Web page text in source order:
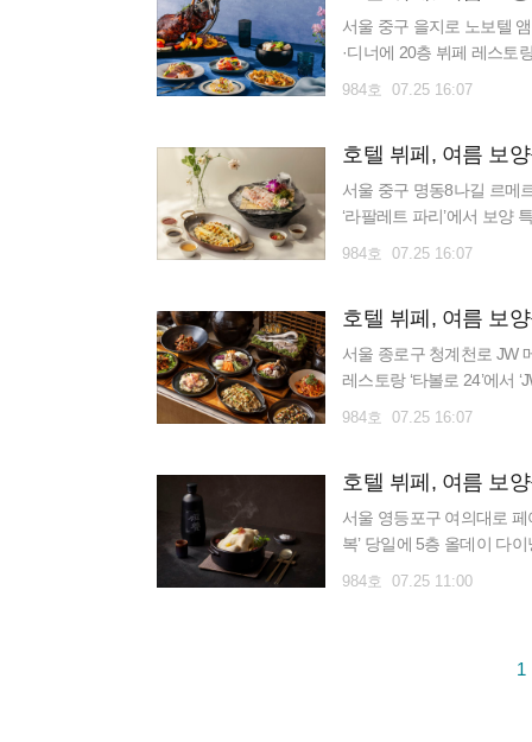
서울 중구 을지로 노보텔
·디너에 20층 뷔페 레스토
984호 07.25 16:07
호텔 뷔페, 여름 보
서울 중구 명동8나길 르메
‘라팔레트 파리’에서 보양
984호 07.25 16:07
호텔 뷔페, 여름 보
서울 종로구 청계천로 JW
레스토랑 ‘타볼로 24’에서
984호 07.25 16:07
호텔 뷔페, 여름 보
서울 영등포구 여의대로 페
복’ 당일에 5층 올데이 다
984호 07.25 11:00
1